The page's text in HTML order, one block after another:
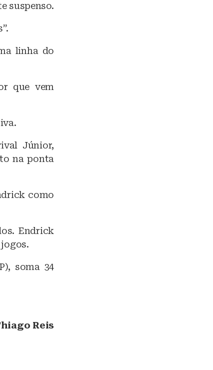
suspenso.
linha do
que vem
Júnior,
na ponta
como
Endrick
soma 34
Reis